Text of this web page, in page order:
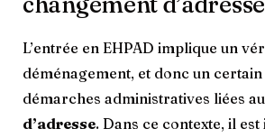
L’entrée en EHPAD implique un
déménagement, et donc un
démarches administratives liées au
d’adresse. Dans ce contexte, il